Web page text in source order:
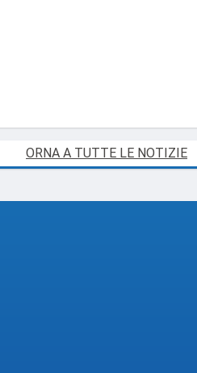
ORNA A TUTTE LE NOTIZIE